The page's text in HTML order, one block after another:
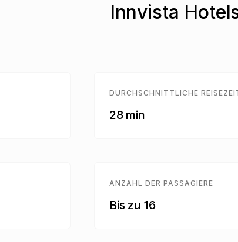
Innvista
DURCHSCHNITTLICHE
28 min
ANZAHL DER PASSAGIERE
Bis zu 16